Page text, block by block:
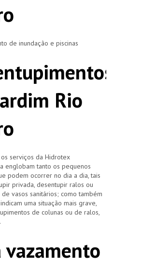
de inundação e piscinas
Rio
os serviços da Hidrotex
englobam tanto os pequenos
podem ocorrer no dia a dia, tais
privada, desentupir ralos ou
vasos sanitários; como também
uma situação mais grave,
de colunas ou de ralos,
vazamento